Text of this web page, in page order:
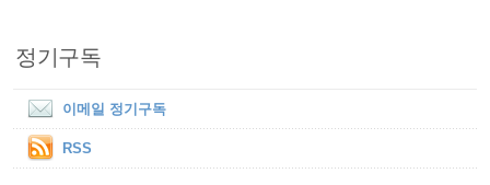
정기구독
이메일 정기구독
RSS